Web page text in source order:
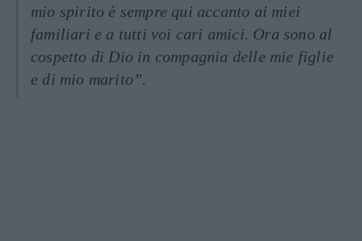
mio spirito è sempre qui accanto ai miei
familiari e a tutti voi cari amici. Ora sono al
cospetto di Dio in compagnia delle mie figlie
e di mio marito”.